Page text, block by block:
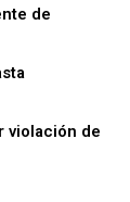
de
violación de